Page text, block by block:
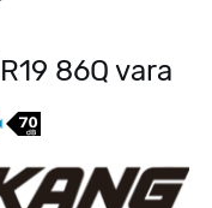
86Q vara